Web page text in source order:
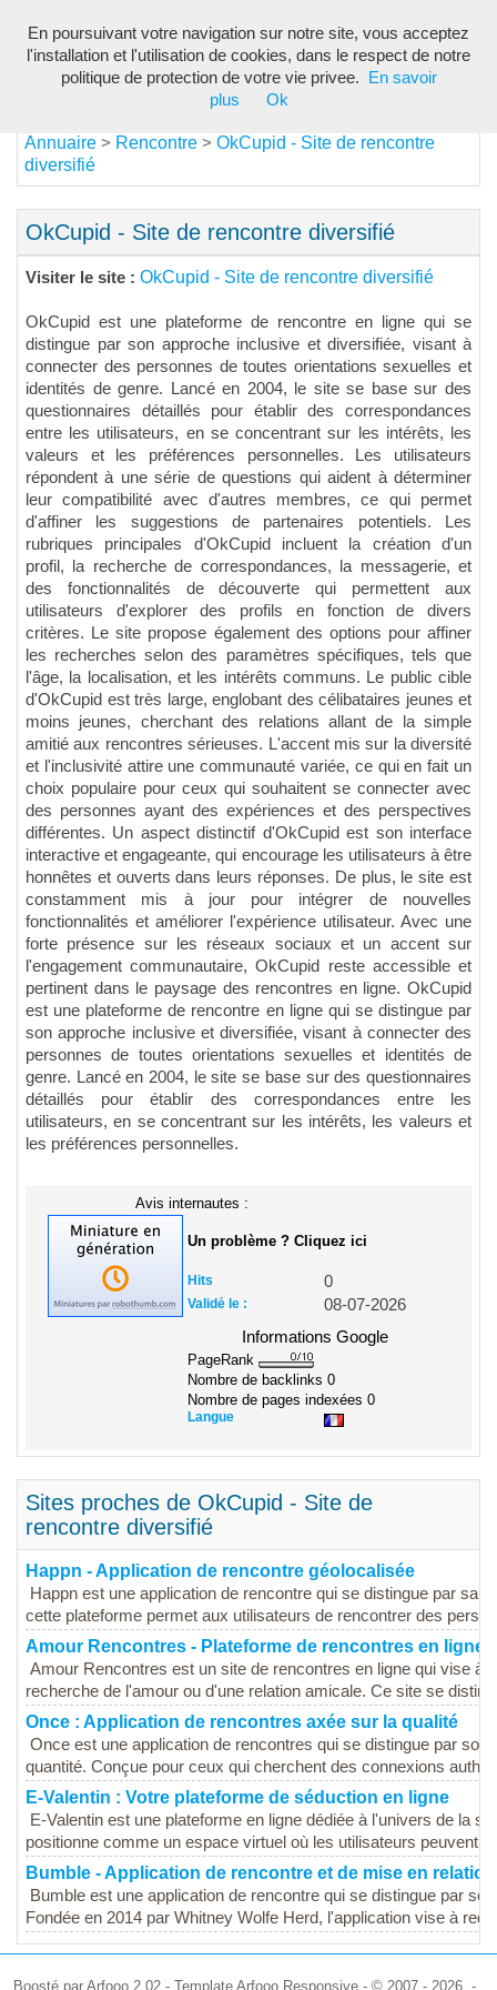
Annuaire > Rencontre > OkCupid - Site de rencontre
diversifié
OkCupid - Site de rencontre diversifié
Visiter le site : OkCupid - Site de rencontre diversifié
OkCupid est une plateforme de rencontre en ligne qui se
distingue par son approche inclusive et diversifiée, visant à
connecter des personnes de toutes orientations sexuelles et
identités de genre. Lancé en 2004, le site se base sur des
questionnaires détaillés pour établir des correspondances
entre les utilisateurs, en se concentrant sur les intérêts, les
valeurs et les préférences personnelles. Les utilisateurs
répondent à une série de questions qui aident à déterminer
leur compatibilité avec d'autres membres, ce qui permet
d'affiner les suggestions de partenaires potentiels. Les
rubriques principales d'OkCupid incluent la création d'un
profil, la recherche de correspondances, la messagerie, et
des fonctionnalités de découverte qui permettent aux
utilisateurs d'explorer des profils en fonction de divers
critères. Le site propose également des options pour affiner
les recherches selon des paramètres spécifiques, tels que
l'âge, la localisation, et les intérêts communs. Le public cible
d'OkCupid est très large, englobant des célibataires jeunes et
moins jeunes, cherchant des relations allant de la simple
amitié aux rencontres sérieuses. L'accent mis sur la diversité
et l'inclusivité attire une communauté variée, ce qui en fait un
choix populaire pour ceux qui souhaitent se connecter avec
des personnes ayant des expériences et des perspectives
différentes. Un aspect distinctif d'OkCupid est son interface
interactive et engageante, qui encourage les utilisateurs à être
honnêtes et ouverts dans leurs réponses. De plus, le site est
constamment mis à jour pour intégrer de nouvelles
fonctionnalités et améliorer l'expérience utilisateur. Avec une
forte présence sur les réseaux sociaux et un accent sur
l'engagement communautaire, OkCupid reste accessible et
pertinent dans le paysage des rencontres en ligne. OkCupid
est une plateforme de rencontre en ligne qui se distingue par
son approche inclusive et diversifiée, visant à connecter des
personnes de toutes orientations sexuelles et identités de
genre. Lancé en 2004, le site se base sur des questionnaires
détaillés pour établir des correspondances entre les
utilisateurs, en se concentrant sur les intérêts, les valeurs et
les préférences personnelles.
Avis internautes :
Un problème ? Cliquez ici
Hits 0
Validé le :
08-07-2026
Informations Google
PageRank
Nombre de backlinks 0
Nombre de pages indexées 0
Langue
Sites proches de OkCupid - Site de
rencontre diversifié
Happn - Application de rencontre géolocalisée
Happn est une application de rencontre qui se distingue par sa
cette plateforme permet aux utilisateurs de rencontrer des
Amour Rencontres - Plateforme de rencontres en ligne
Amour Rencontres est un site de rencontres en ligne qui vise à
recherche de l'amour ou d'une relation amicale. Ce site se
Once : Application de rencontres axée sur la qualité
Once est une application de rencontres qui se distingue par
quantité. Conçue pour ceux qui cherchent des connexions
E-Valentin : Votre plateforme de séduction en ligne
E-Valentin est une plateforme en ligne dédiée à l'univers de la
positionne comme un espace virtuel où les utilisateurs peuvent
Bumble - Application de rencontre et de mise en relation
Bumble est une application de rencontre qui se distingue par
Fondée en 2014 par Whitney Wolfe Herd, l'application vise à
Boosté par Arfooo 2.02 - Template Arfooo Responsive - © 2007 - 2026 -
En poursuivant votre navigation sur notre site, vous acceptez
l'installation et l'utilisation de cookies, dans le respect de notre
politique de protection de votre vie privee.
En savoir
plus
Ok